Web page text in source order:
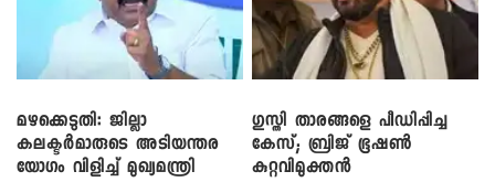
മഴക്കെടുതി: ജില്ലാ
കലക്ടർമാരുടെ അടിയന്തര
യോഗം വിളിച്ച് മുഖ്യമന്ത്രി
​ഗുസ്തി താരങ്ങളെ പീഡിപ്പിച്ച
കേസ്; ബ്രിജ് ഭൂഷൺ
കുറ്റവിമുക്തൻ